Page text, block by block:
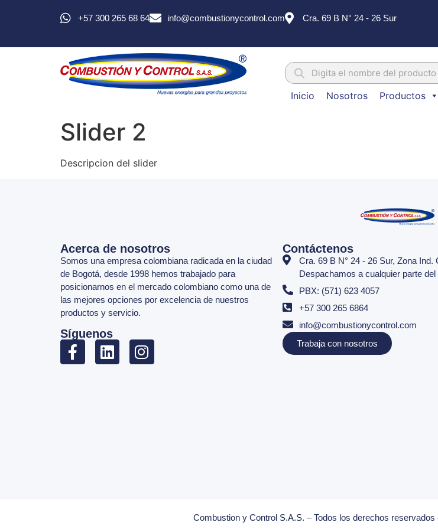
+57 300 265 68 64 info@combustionycontrol.com Cra. 69 B N° 24 - 26 Sur
Inicio Nosotros Productos
Slider 2
Descripcion del slider
Acerca de nosotros
Somos una empresa colombiana radicada en la ciudad
de Bogotá, desde 1998 hemos trabajado para
posicionarnos en el mercado colombiano como una de
las mejores opciones por excelencia de nuestros
productos y servicio.
Síguenos
Contáctenos
Cra. 69 B N° 24 - 26 Sur, Zona Ind.
Despachamos a cualquier parte del
PBX: (571) 623 4057
+57 300 265 6864
info@combustionycontrol.com
Trabaja con nosotros
Combustion y Control S.A.S. – Todos los derechos